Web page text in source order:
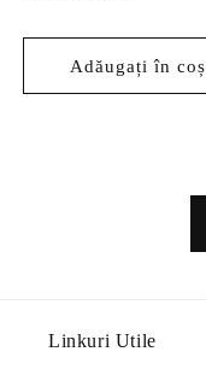
Adăugați în coș
Linkuri Utile